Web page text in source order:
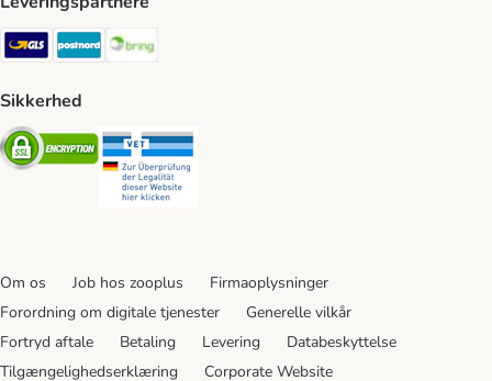
GLS Shipping Method
Postnord Shipping Method
Sikkerhed
Security
Om os Job hos zooplus
Firmaoplysninger
Forordning om digitale tjenester
Generelle vilkår
Fortryd aftale
Betaling Levering
Databeskyttelse
Tilgængelighedserklæring
Corporate Website